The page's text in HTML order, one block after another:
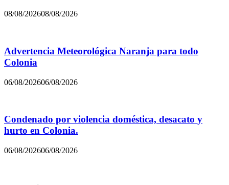
08/08/202608/08/2026
Advertencia Meteorológica Naranja para todo
Colonia
06/08/202606/08/2026
Condenado por violencia doméstica, desacato y
hurto en Colonia.
06/08/202606/08/2026